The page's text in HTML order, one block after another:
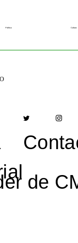
Política Cultura
de